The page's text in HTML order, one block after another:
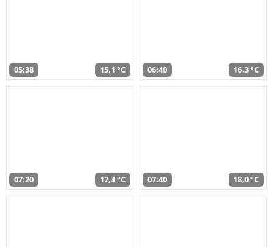
05:38 15,1 °C 06:40 16,3 °C
07:20 17,4 °C 07:40 18,0 °C